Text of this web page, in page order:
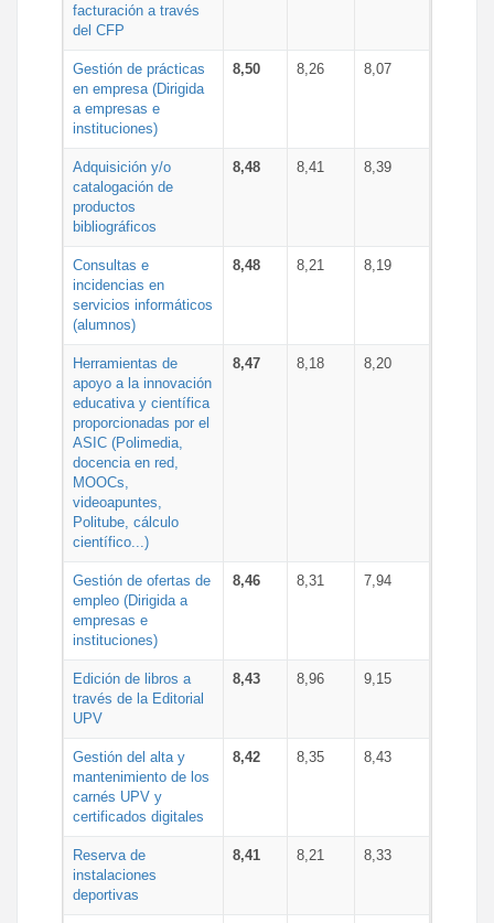
facturación a través
del CFP
Gestión de prácticas
en empresa (Dirigida
a empresas e
instituciones)
8,50 8,26 8,07
Adquisición y/o
catalogación de
productos
bibliográficos
8,48 8,41 8,39
Consultas e
incidencias en
servicios informáticos
(alumnos)
8,48 8,21 8,19
Herramientas de
apoyo a la innovación
educativa y científica
proporcionadas por el
ASIC (Polimedia,
docencia en red,
MOOCs,
videoapuntes,
Politube, cálculo
científico...)
8,47 8,18 8,20
Gestión de ofertas de
empleo (Dirigida a
empresas e
instituciones)
8,46 8,31 7,94
Edición de libros a
través de la Editorial
UPV
8,43 8,96 9,15
Gestión del alta y
mantenimiento de los
carnés UPV y
certificados digitales
8,42 8,35 8,43
Reserva de
instalaciones
deportivas
8,41 8,21 8,33